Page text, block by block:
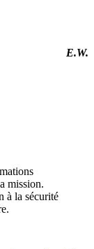
E.W.
mission.
à la sécurité